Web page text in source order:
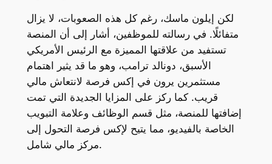
لكن إيلون ماسك، رغم كل هذه الصعوبات، لا يزال
متفائلًا. في رسالته للموظفين، أشار إلى أن المنصة
تستفيد من علاقتها المميزة مع الرئيس الأمريكي
الأسبق، دونالد ترامب، وهو ما قد يثير اهتمام
مستثمرين يرون في إكس فرصة لانتعاش مالي
قريب. كما ركز على المزايا الجديدة التي تمت
إضافتها للمنصة، مثل قسم الوظائف وعلامة التبويب
الخاصة بالفيديو، مما يتيح لإكس فرصة التحول إلى
مركز مالي شامل.